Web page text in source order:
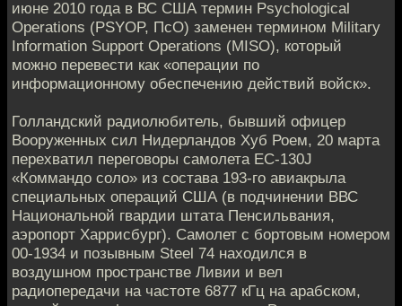
июне 2010 года в ВС США термин Psychological
Operations (PSYOP, ПсО) заменен термином Military
Information Support Operations (MISO), который
можно перевести как «операции по
информационному обеспечению действий войск».
Голландский радиолюбитель, бывший офицер
Вооруженных сил Нидерландов Хуб Роем, 20 марта
перехватил переговоры самолета EC-130J
«Коммандо соло» из состава 193-го авиакрыла
специальных операций США (в подчинении ВВС
Национальной гвардии штата Пенсильвания,
аэропорт Харрисбург). Самолет с бортовым номером
00-1934 и позывным Steel 74 находился в
воздушном пространстве Ливии и вел
радиопередачи на частоте 6877 кГц на арабском,